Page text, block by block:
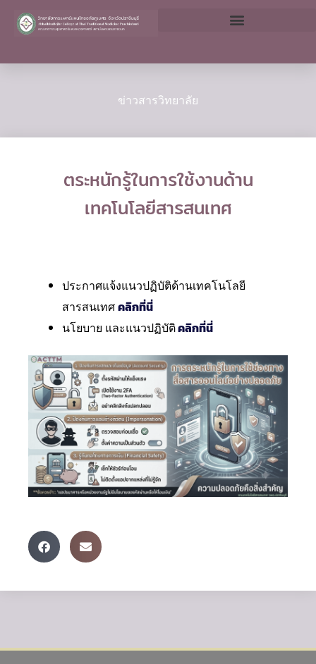
ข่าวสารวิทยาลัย
ตระหนักรู้ในการใช้งานด้าน
เทคโนโลยีสารสนเทศ
ประกาศแจ้งแนวปฏิบัติด้านเทคโนโลยี
สารสนเทศคลิกที่นี่
นโยบาย และแนวปฏิบัติคลิกที่นี่